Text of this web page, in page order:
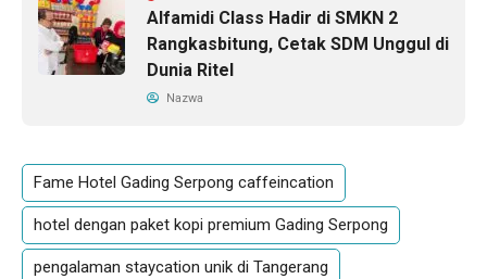
Alfamidi Class Hadir di SMKN 2
Rangkasbitung, Cetak SDM Unggul di
Dunia Ritel
Nazwa
Fame Hotel Gading Serpong caffeincation
hotel dengan paket kopi premium Gading Serpong
pengalaman staycation unik di Tangerang